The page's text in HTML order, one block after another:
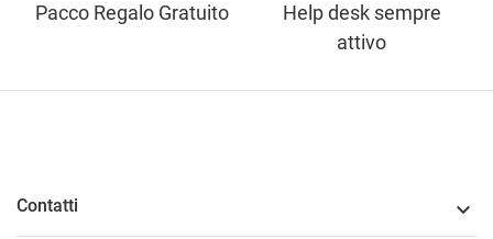
Pacco Regalo Gratuito
Help desk sempre
attivo
Contatti 